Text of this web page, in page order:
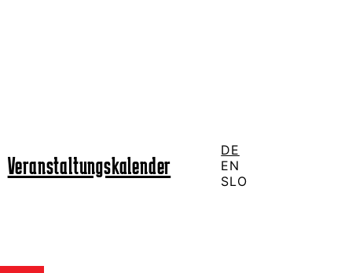
Veranstaltungskalender
DE
EN
SLO